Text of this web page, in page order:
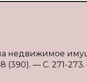
недвижимое
— С. 271-273.